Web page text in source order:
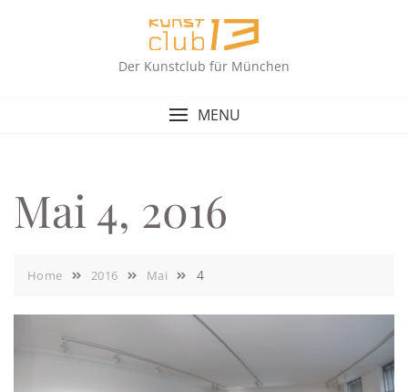
Der Kunstclub für München
MENU
Mai 4, 2016
Home 2016 Mai 4